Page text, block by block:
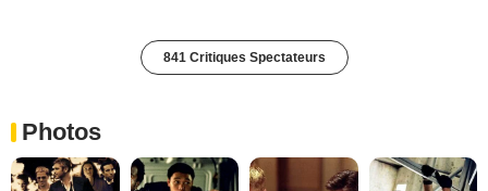
841 Critiques Spectateurs
Photos